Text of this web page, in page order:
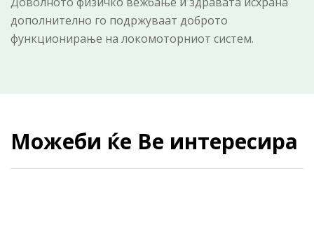
дополнително го подржуваат доброто
функционирање на локомоторниот систем.
Можеби ќе Ве интересира